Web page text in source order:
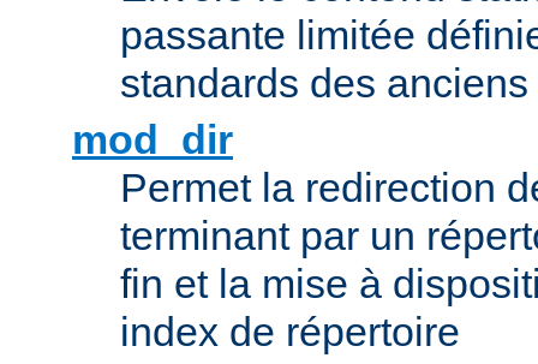
passante limitée
standards des
mod_dir
Permet la redirection
terminant par un
fin et la mise à
index de répertoire